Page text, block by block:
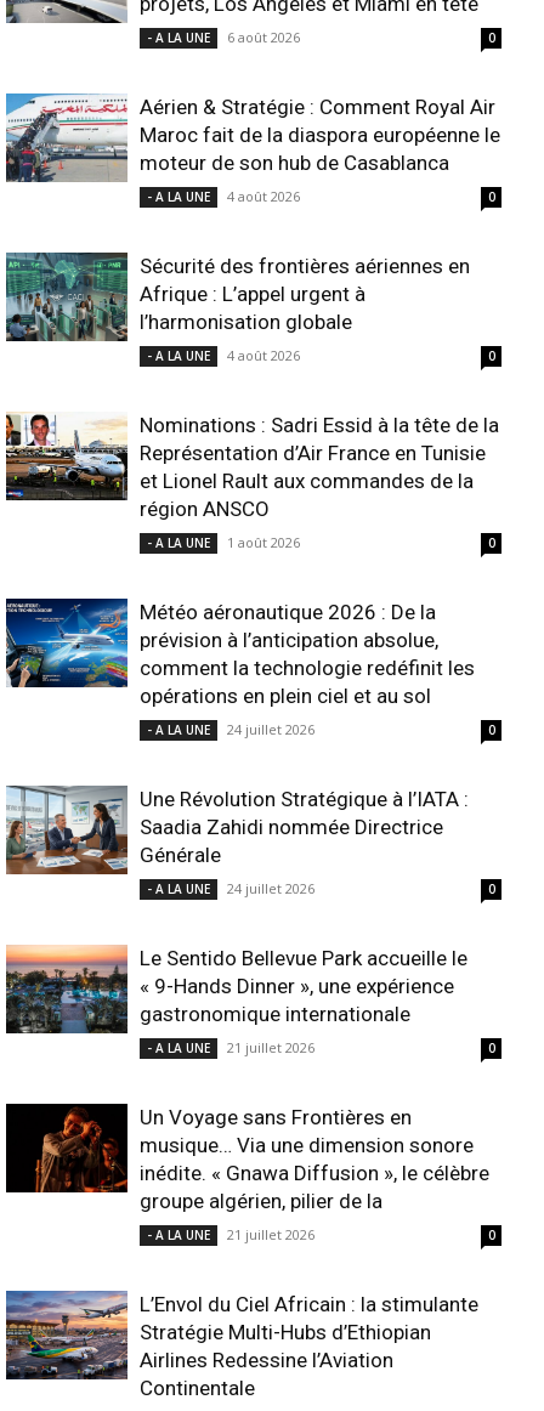
- A LA UNE 6 août 2026 0
Aérien & Stratégie : Comment Royal Air
Maroc fait de la diaspora européenne le
moteur de son hub de Casablanca
- A LA UNE 4 août 2026 0
Sécurité des frontières aériennes en
Afrique : L’appel urgent à
l’harmonisation globale
- A LA UNE 4 août 2026 0
Nominations : Sadri Essid à la tête de la
Représentation d’Air France en Tunisie
et Lionel Rault aux commandes de la
région ANSCO
- A LA UNE 1 août 2026 0
Météo aéronautique 2026 : De la
prévision à l’anticipation absolue,
comment la technologie redéfinit les
opérations en plein ciel et au sol
- A LA UNE 24 juillet 2026 0
Une Révolution Stratégique à l’IATA :
Saadia Zahidi nommée Directrice
Générale
- A LA UNE 24 juillet 2026 0
Le Sentido Bellevue Park accueille le
« 9-Hands Dinner », une expérience
gastronomique internationale
- A LA UNE 21 juillet 2026 0
Un Voyage sans Frontières en
musique… Via une dimension sonore
inédite. « Gnawa Diffusion », le célèbre
groupe algérien, pilier de la
- A LA UNE 21 juillet 2026 0
L’Envol du Ciel Africain : la stimulante
Stratégie Multi-Hubs d’Ethiopian
Airlines Redessine l’Aviation
Continentale